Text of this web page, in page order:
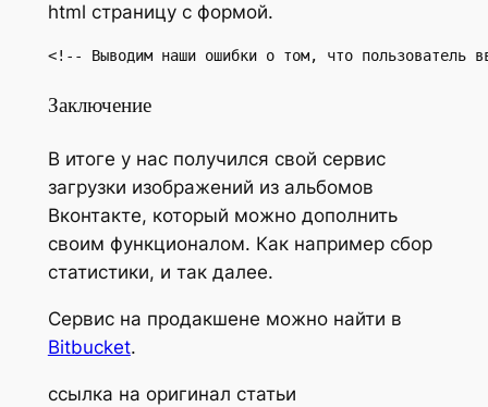
html страницу с формой.
<!-- Выводим наши ошибки о том, что
Заключение
В итоге у нас получился свой сервис
загрузки изображений из альбомов
Вконтакте, который можно дополнить
своим функционалом. Как например сбор
статистики, и так далее.
Сервис на продакшене можно найти в
Bitbucket.
ссылка на оригинал статьи